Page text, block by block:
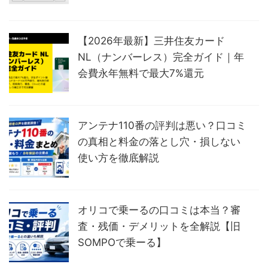
【2026年最新】三井住友カード
NL（ナンバーレス）完全ガイド｜年
会費永年無料で最大7%還元
アンテナ110番の評判は悪い？口コミ
の真相と料金の落とし穴・損しない
使い方を徹底解説
オリコで乗ーるの口コミは本当？審
査・残価・デメリットを全解説【旧
SOMPOで乗ーる】